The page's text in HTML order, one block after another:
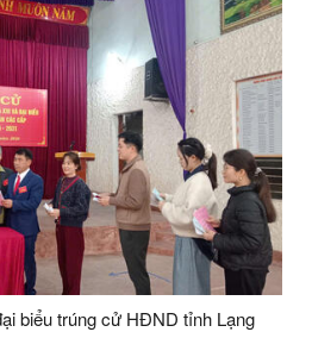
biểu trúng cử HĐND tỉnh Lạng